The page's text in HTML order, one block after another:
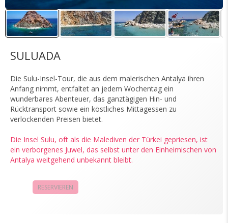
SULUADA
Die Sulu-Insel-Tour, die aus dem malerischen Antalya ihren
Anfang nimmt, entfaltet an jedem Wochentag ein
wunderbares Abenteuer, das ganztägigen Hin- und
Rücktransport sowie ein köstliches Mittagessen zu
verlockenden Preisen bietet.
Die Insel Sulu, oft als die Malediven der Türkei gepriesen, ist
ein verborgenes Juwel, das selbst unter den Einheimischen von
Antalya weitgehend unbekannt bleibt.
RESERVIEREN